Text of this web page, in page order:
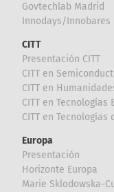
Govtechlab Madrid
Innodays/Innobares
CITT
Presentación CITT
CITT en
CITT en
CITT en
CITT en Tecnologías
Europa
Presentación
Horizonte Europa
Marie Sklodowska-